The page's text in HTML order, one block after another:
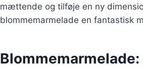
mættende og tilføje en ny
blommemarmelade en fantastisk